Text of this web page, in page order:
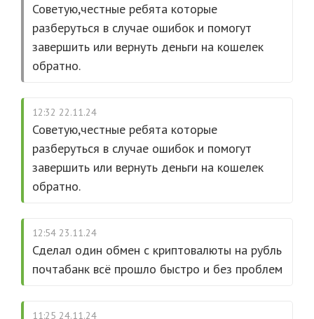
Советую,честные ребята которые
разберуться в случае ошибок и помогут
завершить или вернуть деньги на кошелек
обратно.
12:32 22.11.24
Советую,честные ребята которые
разберуться в случае ошибок и помогут
завершить или вернуть деньги на кошелек
обратно.
12:54 23.11.24
Сделал один обмен с криптовалюты на рубль
почтабанк всё прошло быстро и без проблем
11:25 24.11.24